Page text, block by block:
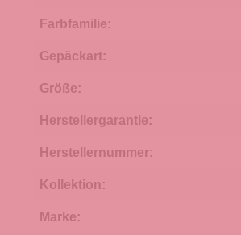
Farbfamilie:
Gepäckart:
Größe:
Herstellergarantie:
Herstellernummer:
Kollektion:
Marke: